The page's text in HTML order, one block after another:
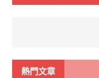
熱門文章